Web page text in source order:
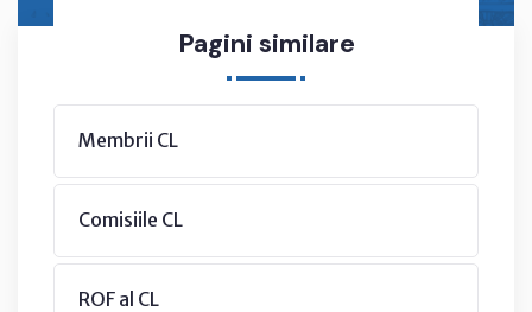
Pagini similare
Membrii CL
Comisiile CL
ROF al CL